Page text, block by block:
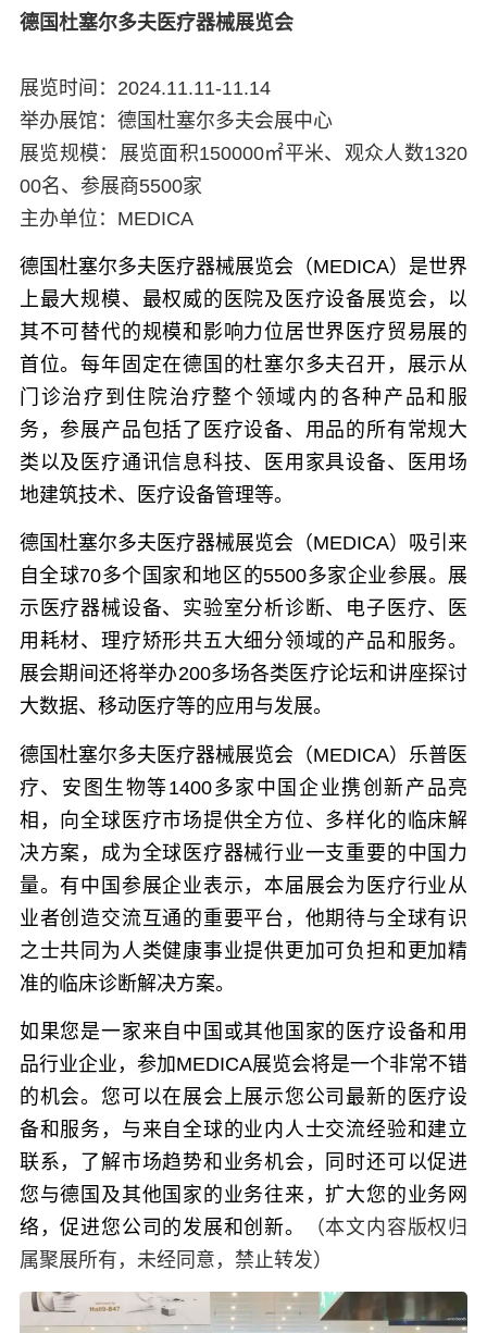
德国杜塞尔多夫医疗器械展览会
展览时间：2024.11.11-11.14
举办展馆：德国杜塞尔多夫会展中心
展览规模：展览面积150000㎡平米、观众人数1320
00名、参展商5500家
主办单位：MEDICA
德国杜塞尔多夫医疗器械展览会（MEDICA）是世界
上最大规模、最权威的医院及医疗设备展览会，以
其不可替代的规模和影响力位居世界医疗贸易展的
首位。每年固定在德国的杜塞尔多夫召开，展示从
门诊治疗到住院治疗整个领域内的各种产品和服
务，参展产品包括了医疗设备、用品的所有常规大
类以及医疗通讯信息科技、医用家具设备、医用场
地建筑技术、医疗设备管理等。
德国杜塞尔多夫医疗器械展览会（MEDICA） 吸引来
自全球70多个国家和地区的5500多家企业参展。展
示医疗器械设备、实验室分析诊断、电子医疗、医
用耗材、理疗矫形共五大细分领域的产品和服务。
展会期间还将举办200多场各类医疗论坛和讲座探讨
大数据、移动医疗等的应用与发展。
德国杜塞尔多夫医疗器械展览会（MEDICA） 乐普医
疗、安图生物等1400多家中国企业携创新产品亮
相，向全球医疗市场提供全方位、多样化的临床解
决方案，成为全球医疗器械行业一支重要的中国力
量。有中国参展企业表示，本届展会为医疗行业从
业者创造交流互通的重要平台，他期待与全球有识
之士共同为人类健康事业提供更加可负担和更加精
准的临床诊断解决方案。
如果您是一家来自中国或其他国家的医疗设备和用
品行业企业，参加MEDICA展览会将是一个非常不错
的机会。您可以在展会上展示您公司最新的医疗设
备和服务，与来自全球的业内人士交流经验和建立
联系，了解市场趋势和业务机会，同时还可以促进
您与德国及其他国家的业务往来，扩大您的业务网
络，促进您公司的发展和创新。
（本文内容版权归
属聚展所有，未经同意，禁止转发）